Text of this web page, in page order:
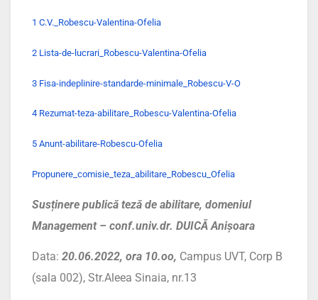
1 C.V._Robescu-Valentina-Ofelia
2 Lista-de-lucrari_Robescu-Valentina-Ofelia
3 Fisa-indeplinire-standarde-minimale_Robescu-V-O
4 Rezumat-teza-abilitare_Robescu-Valentina-Ofelia
5 Anunt-abilitare-Robescu-Ofelia
Propunere_comisie_teza_abilitare_Robescu_Ofelia
Susținere publică teză de abilitare, domeniul
Management – conf.univ.dr. DUICĂ Anișoara
Data: 20.06.2022, ora 10.oo, Campus UVT, Corp B
(sala 002), Str.Aleea Sinaia, nr.13